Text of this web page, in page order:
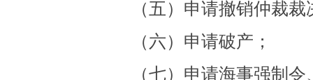
（五）申请撤销仲裁裁
（六）申请破产；
（七）申请海事强制令